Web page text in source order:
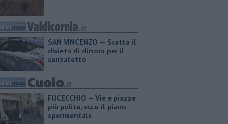
SAN VINCENZO — Scatta il
divieto di dimora per il
senzatetto
FUCECCHIO — Vie e piazze
più pulite, ecco il piano
sperimentale